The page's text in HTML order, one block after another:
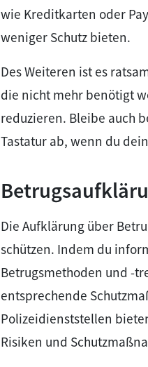
wie Kreditkarten oder
weniger Schutz bieten.
Des Weiteren ist es
die nicht mehr benötigt
reduzieren. Bleibe auch
Tastatur ab, wenn du
Die Aufklärung über
schützen. Indem du
Betrugsmethoden und -
entsprechende
Polizeidienststellen
Risiken und